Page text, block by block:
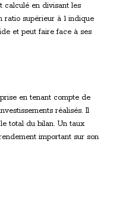
calculé en divisant les
ratio supérieur à 1 indique
et peut faire face à ses
en tenant compte de
réalisés. Il
total du bilan. Un taux
important sur son